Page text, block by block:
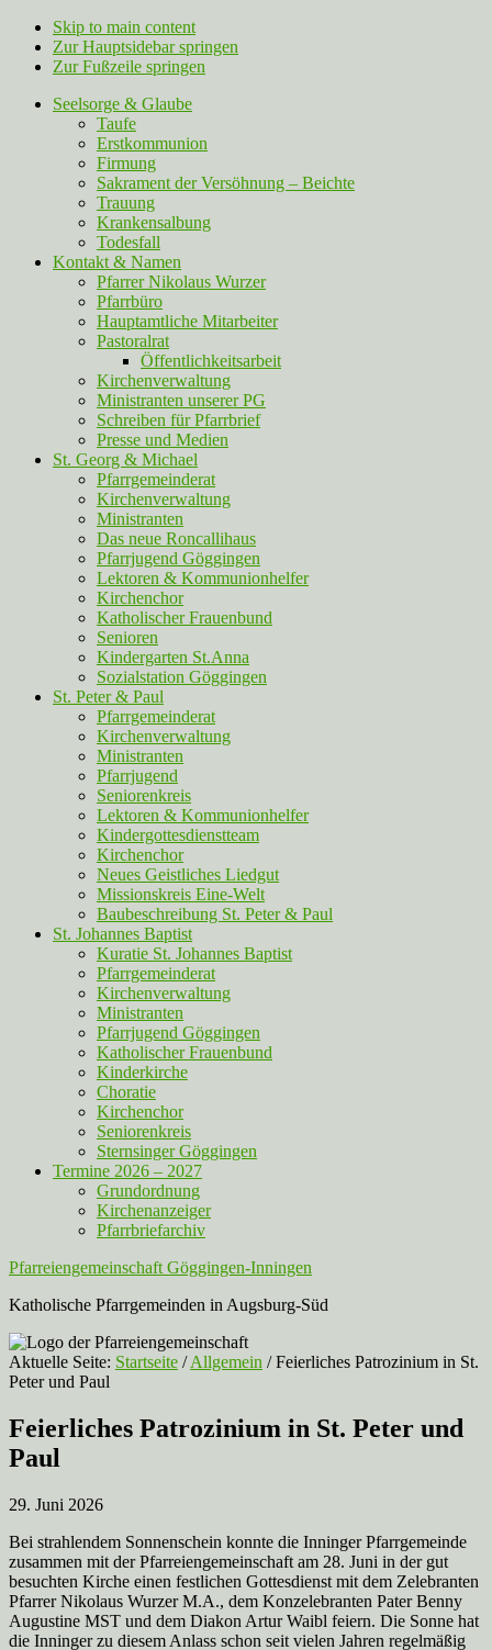
Skip to main content
Zur Hauptsidebar springen
Zur Fußzeile springen
Seelsorge & Glaube
Taufe
Erstkommunion
Firmung
Sakrament der Versöhnung – Beichte
Trauung
Krankensalbung
Todesfall
Kontakt & Namen
Pfarrer Nikolaus Wurzer
Pfarrbüro
Hauptamtliche Mitarbeiter
Pastoralrat
Öffentlichkeitsarbeit
Kirchenverwaltung
Ministranten unserer PG
Schreiben für Pfarrbrief
Presse und Medien
St. Georg & Michael
Pfarrgemeinderat
Kirchenverwaltung
Ministranten
Das neue Roncallihaus
Pfarrjugend Göggingen
Lektoren & Kommunionhelfer
Kirchenchor
Katholischer Frauenbund
Senioren
Kindergarten St.Anna
Sozialstation Göggingen
St. Peter & Paul
Pfarrgemeinderat
Kirchenverwaltung
Ministranten
Pfarrjugend
Seniorenkreis
Lektoren & Kommunionhelfer
Kindergottesdienstteam
Kirchenchor
Neues Geistliches Liedgut
Missionskreis Eine-Welt
Baubeschreibung St. Peter & Paul
St. Johannes Baptist
Kuratie St. Johannes Baptist
Pfarrgemeinderat
Kirchenverwaltung
Ministranten
Pfarrjugend Göggingen
Katholischer Frauenbund
Kinderkirche
Choratie
Kirchenchor
Seniorenkreis
Sternsinger Göggingen
Termine 2026 – 2027
Grundordnung
Kirchenanzeiger
Pfarrbriefarchiv
Pfarreiengemeinschaft Göggingen-Inningen
Katholische Pfarrgemeinden in Augsburg-Süd
Aktuelle Seite: Startseite / Allgemein /Feierliches Patrozinium in St.
Peter und Paul
Feierliches Patrozinium in St. Peter und
Paul
29. Juni 2026
Bei strahlendem Sonnenschein konnte die Inninger Pfarrgemeinde
zusammen mit der Pfarreiengemeinschaft am 28. Juni in der gut
besuchten Kirche einen festlichen Gottesdienst mit dem Zelebranten
Pfarrer Nikolaus Wurzer M.A., dem Konzelebranten Pater Benny
Augustine MST und dem Diakon Artur Waibl feiern. Die Sonne hat
die Inninger zu diesem Anlass schon seit vielen Jahren regelmäßig